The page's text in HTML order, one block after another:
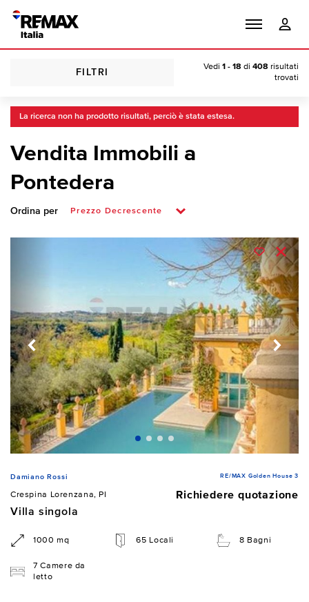
FILTRI
Vedi 1 - 18 di 408 risultati
trovati
La ricerca non ha prodotto risultati, perciò è stata estesa.
Vendita Immobili a
Pontedera
Ordina per
Damiano Rossi RE/MAX Golden House 3
Crespina Lorenzana, PI
Richiedere quotazione
Villa singola
1000 mq 65 Locali 8 Bagni
7 Camere da
letto